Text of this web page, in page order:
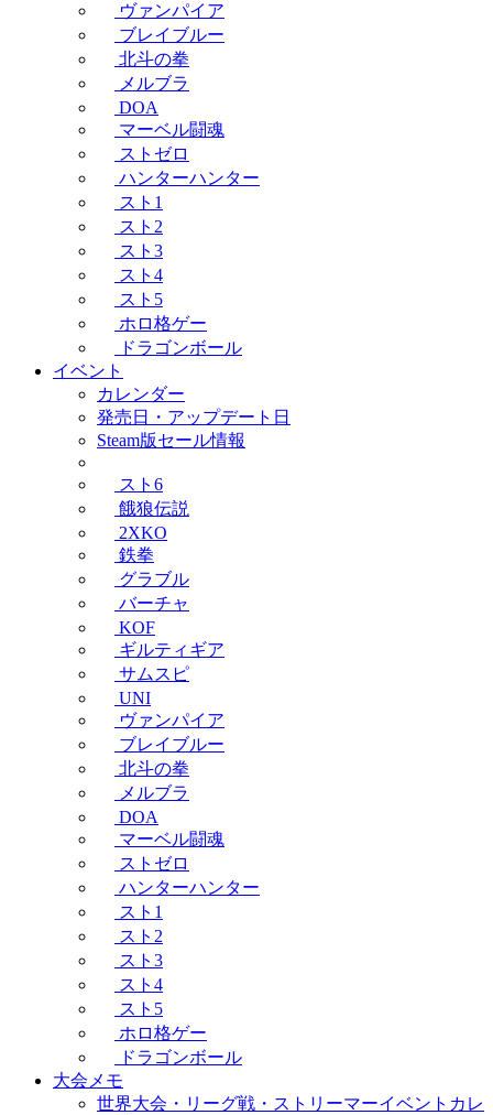
ヴァンパイア
ブレイブルー
北斗の拳
メルブラ
DOA
マーベル闘魂
ストゼロ
ハンターハンター
スト1
スト2
スト3
スト4
スト5
ホロ格ゲー
ドラゴンボール
イベント
カレンダー
発売日・アップデート日
Steam版セール情報
スト6
餓狼伝説
2XKO
鉄拳
グラブル
バーチャ
KOF
ギルティギア
サムスピ
UNI
ヴァンパイア
ブレイブルー
北斗の拳
メルブラ
DOA
マーベル闘魂
ストゼロ
ハンターハンター
スト1
スト2
スト3
スト4
スト5
ホロ格ゲー
ドラゴンボール
大会メモ
世界大会・リーグ戦・ストリーマーイベントカレ